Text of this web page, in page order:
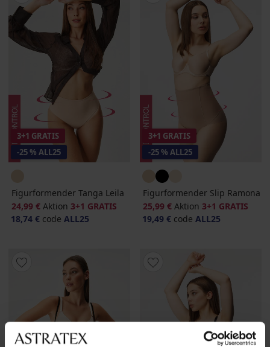
3+1 GRATIS
-25 % ALL25
Figurformender Tanga Leila
24,99 € Aktion 3+1 GRATIS
18,74 € code ALL25
3+1 GRATIS
-25 % ALL25
Figurformender Slip Ramona
25,99 € Aktion 3+1 GRATIS
19,49 € code ALL25